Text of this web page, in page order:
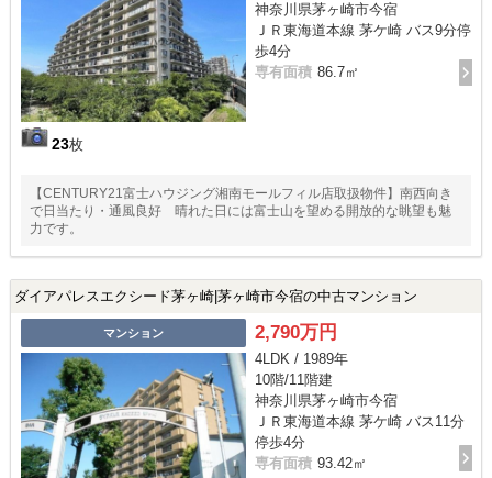
23枚
神奈川県茅ヶ崎市今宿
ＪＲ東海道本線 茅ケ崎 バス9分停
歩4分
専有面積 86.7㎡
【CENTURY21富士ハウジング湘南モールフィル店取扱物件】南西向き
で日当たり・通風良好 晴れた日には富士山を望める開放的な眺望も魅
力です。
ダイアパレスエクシード茅ヶ崎|茅ヶ崎市今宿の中古マンション
マンション 2,790万円
4LDK / 1989年
10階/11階建
神奈川県茅ヶ崎市今宿
ＪＲ東海道本線 茅ケ崎 バス11分
停歩4分
専有面積 93.42㎡